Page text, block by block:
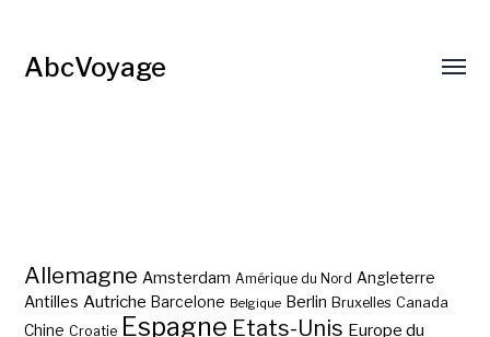
AbcVoyage
Allemagne Amsterdam Amérique du Nord Angleterre
Antilles Autriche Barcelone Belgique Berlin Bruxelles Canada
Chine Croatie Espagne Etats-Unis Europe du